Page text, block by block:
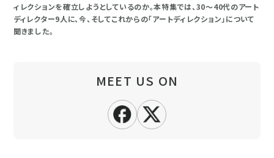
ィレクションを確立しようとしているのか。本特集では、30～40代のアート
ディレクター9人に、今、そしてこれからの「アートディレクション」について
聞きました。
MEET US ON